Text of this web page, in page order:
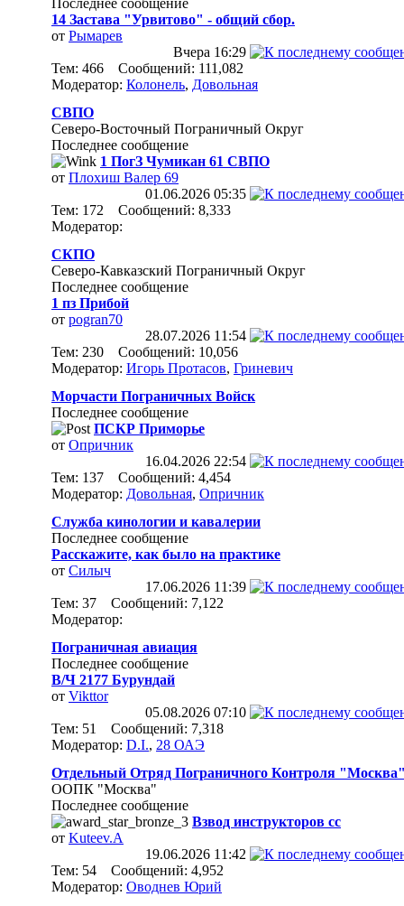
Последнее сообщение
14 Застава "Урвитово" - общий сбор.
от Рымарев
Вчера 16:29
Тем: 466 Сообщений: 111,082
Модератор: Колонель, Довольная
СВПО
Северо-Восточный Пограничный Округ
Последнее сообщение
1 ПогЗ Чумикан 61 СВПО
от Плохиш Валер 69
01.06.2026 05:35
Тем: 172 Сообщений: 8,333
Модератор:
СКПО
Северо-Кавказский Пограничный Округ
Последнее сообщение
1 пз Прибой
от pogran70
28.07.2026 11:54
Тем: 230 Сообщений: 10,056
Модератор: Игорь Протасов, Гриневич
Морчасти Пограничных Войск
Последнее сообщение
ПСКР Приморье
от Опричник
16.04.2026 22:54
Тем: 137 Сообщений: 4,454
Модератор: Довольная, Опричник
Служба кинологии и кавалерии
Последнее сообщение
Расскажите, как было на практике
от Силыч
17.06.2026 11:39
Тем: 37 Сообщений: 7,122
Модератор:
Пограничная авиация
Последнее сообщение
В/Ч 2177 Бурундай
от Vikttor
05.08.2026 07:10
Тем: 51 Сообщений: 7,318
Модератор: D.I., 28 ОАЭ
Отдельный Отряд Пограничного Контроля
ООПК "Москва"
Последнее сообщение
Взвод инструкторов сс
от Kuteev.A
19.06.2026 11:42
Тем: 54 Сообщений: 4,952
Модератор: Оводнев Юрий